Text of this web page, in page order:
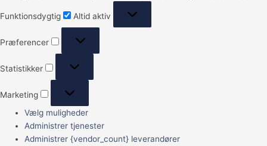
Funktionsdygtig Altid aktiv
Præferencer
Statistikker
Marketing
Vælg muligheder
Administrer tjenester
Administrer {vendor_count} leverandører